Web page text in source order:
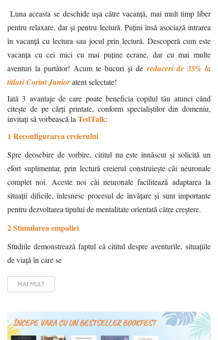
Luna aceasta se deschide ușa către vacanță, mai mult timp liber
pentru relaxare, dar și pentru lectură. Puțini însă asociază intrarea
în vacanță cu lectura sau jocul prin lectură. Descoperă cum este
vacanța cu cei mici cu mai puține ecrane, dar cu mai multe
aventuri la purtător! Acum te bucuri și de reduceri de35% la
titluri Corint Junioratent selectate!
Iată 3 avantaje de care poate beneficia copilul tău atunci când
citește de pe cărți printate, conform specialiștilor din domeniu,
invitați să vorbească la TedTalk:
1 Reconfigurarea creierului
Spre deosebire de vorbire, cititul nu este înnăscut și solicită un
efort suplimentar, prin lectură creierul construiește căi neuronale
complet noi. Aceste noi căi neuronale facilitează adaptarea la
situații dificile, înlesnesc procesul de învățare și sunt importante
pentru dezvoltarea tipului de mentalitate orientată către creștere.
2 Stimularea empatiei
Studiile demonstrează faptul că cititul despre aventurile, situațiile
de viață în care se
MAI MULT